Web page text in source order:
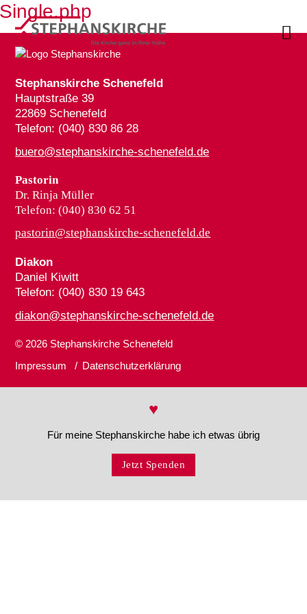

Stephanskirche Schenefeld
Hauptstraße 39
22869 Schenefeld
Telefon: (040) 830 86 28
buero@stephanskirche-schenefeld.de
Pastorin
Dr. Rinja Müller
Telefon: (040) 830 62 51
pastorin@stephanskirche-schenefeld.de
Diakon
Daniel Kiwitt
Telefon: (040) 830 19 643
diakon@stephanskirche-schenefeld.de
© 2026 Stephanskirche Schenefeld
Impressum
Datenschutzerklärung
♥
Für meine Stephanskirche habe ich etwas übrig
Jetzt Spenden